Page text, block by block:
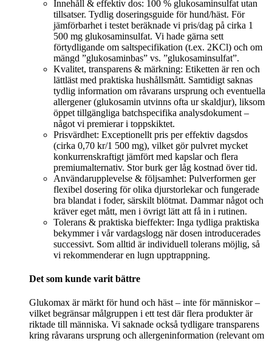
Innehåll & effektiv dos: 100 % glukosaminsulfat utan
tillsatser. Tydlig doseringsguide för hund/häst. För
jämförbarhet i testet beräknade vi pris/dag på cirka 1
500 mg glukosaminsulfat. Vi hade gärna sett
förtydligande om saltspecifikation (t.ex. 2KCl) och om
mängd ”glukosaminbas” vs. ”glukosaminsulfat”.
Kvalitet, transparens & märkning: Etiketten är ren och
lättläst med praktiska hushållsmått. Samtidigt saknas
tydlig information om råvarans ursprung och eventuella
allergener (glukosamin utvinns ofta ur skaldjur), liksom
öppet tillgängliga batchspecifika analysdokument –
något vi premierar i toppskiktet.
Prisvärdhet: Exceptionellt pris per effektiv dagsdos
(cirka 0,70 kr/1 500 mg), vilket gör pulvret mycket
konkurrenskraftigt jämfört med kapslar och flera
premiumalternativ. Stor burk ger låg kostnad över tid.
Användarupplevelse & följsamhet: Pulverformen ger
flexibel dosering för olika djurstorlekar och fungerade
bra blandat i foder, särskilt blötmat. Dammar något och
kräver eget mått, men i övrigt lätt att få in i rutinen.
Tolerans & praktiska bieffekter: Inga tydliga praktiska
bekymmer i vår vardagslogg när dosen introducerades
successivt. Som alltid är individuell tolerans möjlig, så
vi rekommenderar en lugn upptrappning.
Det som kunde varit bättre
Glukomax är märkt för hund och häst – inte för människor –
vilket begränsar målgruppen i ett test där flera produkter är
riktade till människa. Vi saknade också tydligare transparens
kring råvarans ursprung och allergeninformation (relevant om